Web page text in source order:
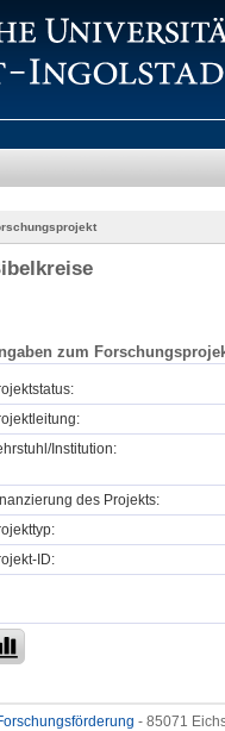
zum
Institution:
des Projekts:
ID:
- 85071